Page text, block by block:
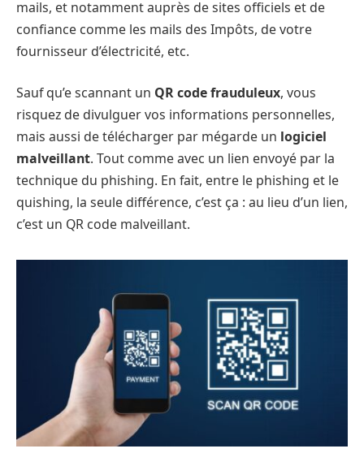
mails, et notamment auprès de sites officiels et de
confiance comme les mails des Impôts, de votre
fournisseur d’électricité, etc.
Sauf qu’e scannant un QR code frauduleux, vous
risquez de divulguer vos informations personnelles,
mais aussi de télécharger par mégarde un logiciel
malveillant. Tout comme avec un lien envoyé par la
technique du phishing. En fait, entre le phishing et le
quishing, la seule différence, c’est ça : au lieu d’un lien,
c’est un QR code malveillant.